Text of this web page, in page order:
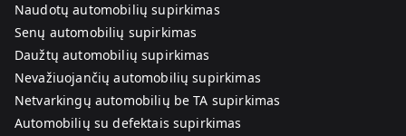
Naudotų automobilių supirkimas
Senų automobilių supirkimas
Daužtų automobilių supirkimas
Nevažiuojančių automobilių supirkimas
Netvarkingų automobilių be TA supirkimas
Automobilių su defektais supirkimas